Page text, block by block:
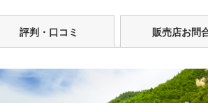
評判・口コミ 販売店お問